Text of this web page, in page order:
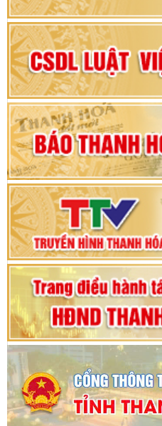
nhiệm kỳ 2025 –
Đại hội Đảng bộ
nhiệm kỳ 2025 -
Khai mạc Kỳ họp
hội khóa XV
Phiên thảo luận
Thanh Hóa khóa
Bế mạc Kỳ họp
tỉnh khoá XVIII